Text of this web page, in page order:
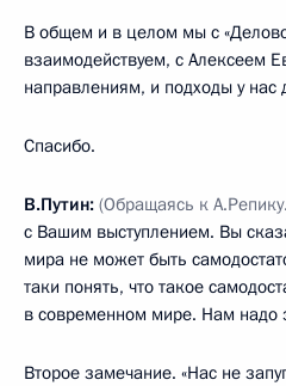
В общем и в целом мы с
взаимодействуем, с Алексеем
направлениям, и подходы у нас
Спасибо.
В.Путин: (Обращаясь к
с Вашим выступлением. Вы
мира не может быть
таки понять, что такое
в современном мире. Нам надо
Второе замечание. «Нас не